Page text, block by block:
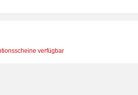
verfügbar